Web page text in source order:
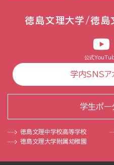
徳島文理大学/徳島
公式
学内SNSア
徳島文理中学校高等学校
徳島文理大学附属幼稚園
学生ポー